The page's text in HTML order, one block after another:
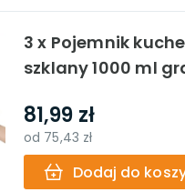
3 x Pojemnik
szklany 1000 ml
81,99 zł
od 75,43 zł
Dodaj do